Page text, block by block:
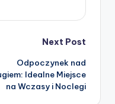
Next Post
Odpoczynek nad
Idealne Miejsce
na Wczasy i Noclegi